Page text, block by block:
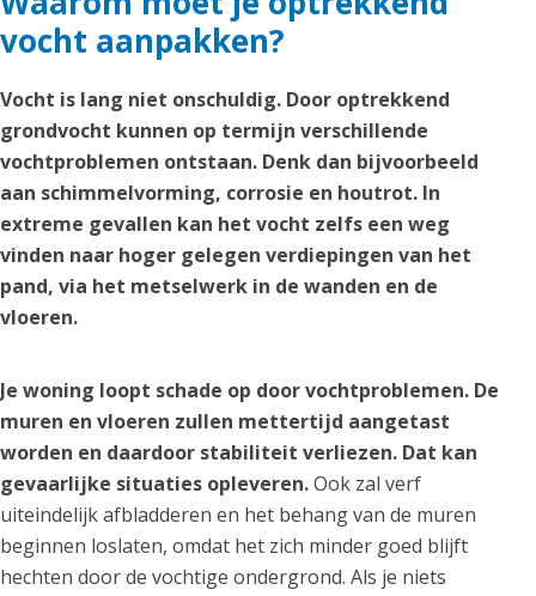
vocht aanpakken?
Vocht is lang niet onschuldig. Door optrekkend
grondvocht kunnen op termijn verschillende
vochtproblemen ontstaan. Denk dan bijvoorbeeld
aan schimmelvorming, corrosie en houtrot. In
extreme gevallen kan het vocht zelfs een weg
vinden naar hoger gelegen verdiepingen van het
pand, via het metselwerk in de wanden en de
vloeren.
Je woning loopt schade op door vochtproblemen. De
muren en vloeren zullen mettertijd aangetast
worden en daardoor stabiliteit verliezen. Dat kan
gevaarlijke situaties opleveren.Ook zal verf
uiteindelijk afbladderen en het behang van de muren
beginnen loslaten, omdat het zich minder goed blijft
hechten door de vochtige ondergrond. Als je niets